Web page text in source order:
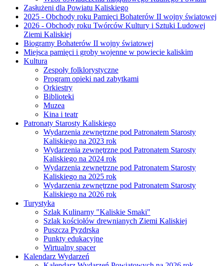
Zasłużeni dla Powiatu Kaliskiego
2025 - Obchody roku Pamięci Bohaterów II wojny światowej
2026 - Obchody roku Twórców Kultury i Sztuki Ludowej
Ziemi Kaliskiej
Biogramy Bohaterów II wojny światowej
Miejsca pamięci i groby wojenne w powiecie kaliskim
Kultura
Zespoły folklorystyczne
Program opieki nad zabytkami
Orkiestry
Biblioteki
Muzea
Kina i teatr
Patronaty Starosty Kaliskiego
Wydarzenia zewnętrzne pod Patronatem Starosty
Kaliskiego na 2023 rok
Wydarzenia zewnętrzne pod Patronatem Starosty
Kaliskiego na 2024 rok
Wydarzenia zewnętrzne pod Patronatem Starosty
Kaliskiego na 2025 rok
Wydarzenia zewnętrzne pod Patronatem Starosty
Kaliskiego na 2026 rok
Turystyka
Szlak Kulinarny "Kaliskie Smaki"
Szlak kościołów drewnianych Ziemi Kaliskiej
Puszcza Pyzdrska
Punkty edukacyjne
Wirtualny spacer
Kalendarz Wydarzeń